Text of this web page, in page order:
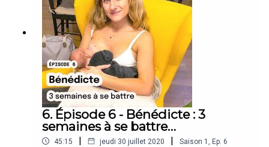
6. Épisode 6 - Bénédicte : 3
semaines à se battre…
45:15 | jeudi 30 juillet 2020 | Saison 1 , Ep. 6